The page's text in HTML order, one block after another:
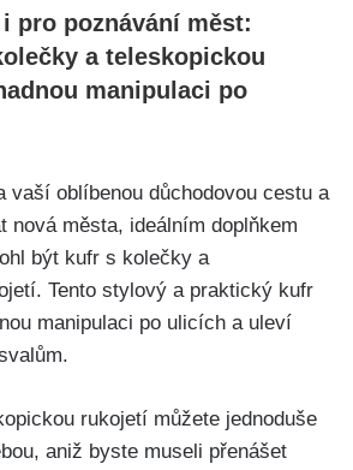
pro ‍poznávání měst:
a teleskopickou
manipulaci po
vaší oblíbenou důchodovou cestu a
nová města, ideálním doplňkem
⁢být kufr s kolečky a
Tento stylový a praktický kufr
manipulaci po ulicích a uleví
rukojetí můžete jednoduše
aniž byste museli přenášet